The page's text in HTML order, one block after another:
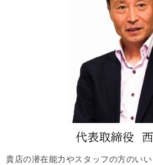
貴店の潜在能力やスタッフの方のい